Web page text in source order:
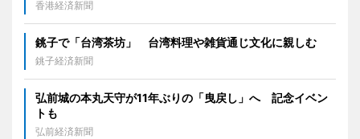
香港経済新聞
銚子で「台湾茶坊」 台湾料理や雑貨通じ文化に親しむ
銚子経済新聞
弘前城の本丸天守が11年ぶりの「曳戻し」へ 記念イベン
トも
弘前経済新聞